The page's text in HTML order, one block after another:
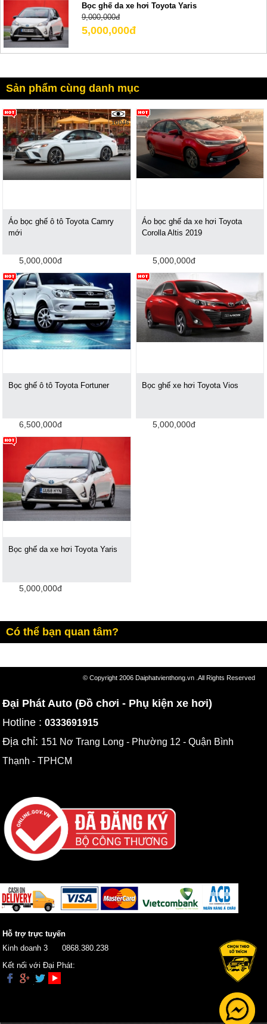
Bọc ghế da xe hơi Toyota Yaris
9,000,000đ
5,000,000đ
Sản phẩm cùng danh mục
10046
Áo bọc ghế ô tô Toyota Camry
mới
5,000,000đ
Áo bọc ghế da xe hơi Toyota
Corolla Altis 2019
5,000,000đ
Bọc ghế ô tô Toyota Fortuner
6,500,000đ
Bọc ghế xe hơi Toyota Vios
5,000,000đ
Bọc ghế da xe hơi Toyota Yaris
5,000,000đ
Có thể bạn quan tâm?
© Copyright 2006 Daiphatvienthong.vn .All Rights Reserved
Đại Phát Auto (Đồ chơi - Phụ kiện xe hơi)
Hotline :0333691915
Địa chỉ: 151 Nơ Trang Long - Phường 12 - Quận Bình
Thạnh - TPHCM
Hỗ trợ trực tuyến
Kinh doanh 3
0868.380.238
Kết nối với Đại Phát: